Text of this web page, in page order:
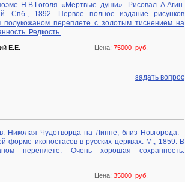
Н.В.Гоголя «Мертвые души». Рисовал А.Агин.
Спб., 1892. Первое полное издание рисунков
полукожаном переплете с золотым тиснением на
Редкость.
Цена: 75000 руб.
Е.Е.
задать вопрос
Николая Чудотворца на Липне, близ Новгорода. -
форме иконостасов в русских церквах. М., 1859. В
переплете. Очень хорошая сохранность.
Цена: 35000 руб.